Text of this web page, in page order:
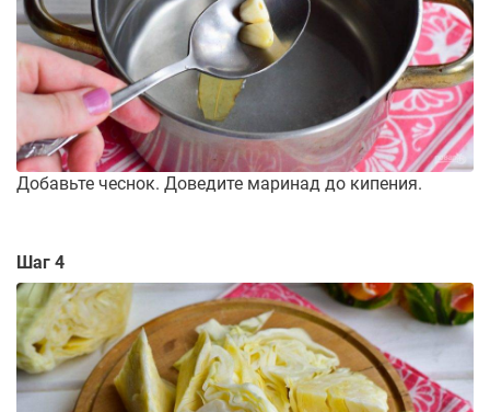
Добавьте чеснок. Доведите маринад до кипения.
Шаг 4